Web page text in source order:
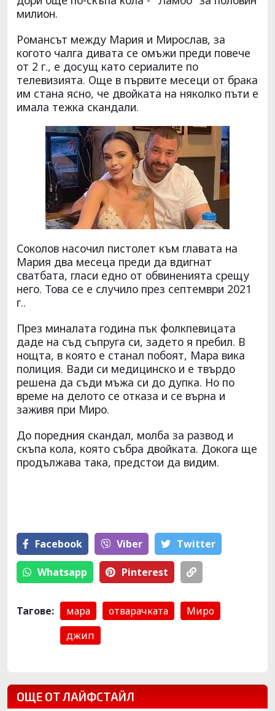
милион.
Романсът между Мария и Мирослав, за
когото чалга дивата се омъжи преди повече
от 2 г., е досущ като сериалите по
телевизията. Още в първите месеци от брака
им стана ясно, че двойката на няколко пъти е
имала тежка скандали.
Соколов насочил пистолет към главата на
Мария два месеца преди да вдигнат
сватбата, гласи едно от обвиненията срещу
него. Това се е случило през септември 2021
г..
През миналата година пък фолкпевицата
даде на съд съпруга си, задето я пребил. В
нощта, в която е станал побоят, Мара вика
полиция. Вади си медицинско и е твърдо
решена да съди мъжа си до дупка. Но по
време на делото се отказа и се върна и
заживя при Миро.
До поредния скандал, молба за развод и
скъпа кола, която събра двойката. Докога ще
продължава така, предстои да видим.
Facebook Viber Тwitter
Whatsapp Pinterest
Тагове: мара отварачката
Миро
джип
ОЩЕ ОТ ЛАЙФСТАЙЛ